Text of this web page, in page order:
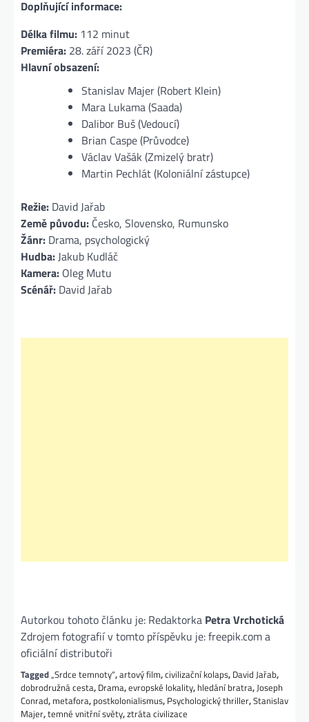
Doplňující informace:
Délka filmu: 112 minut
Premiéra: 28. září 2023 (ČR)
Hlavní obsazení:
Stanislav Majer (Robert Klein)
Mara Lukama (Saada)
Dalibor Buš (Vedoucí)
Brian Caspe (Průvodce)
Václav Vašák (Zmizelý bratr)
Martin Pechlát (Koloniální zástupce)
Režie: David Jařab
Země původu: Česko, Slovensko, Rumunsko
Žánr: Drama, psychologický
Hudba:Jakub Kudláč
Kamera: Oleg Mutu
Scénář: David Jařab
Autorkou tohoto článku je: Redaktorka Petra Vrchotická
Zdrojem fotografií v tomto příspěvku je: freepik.com a
oficiální distributoři
Tagged„Srdce temnoty“,artový film,civilizační kolaps, David Jařab,
dobrodružná cesta, Drama,evropské lokality, hledání bratra,Joseph
Conrad, metafora, postkolonialismus, Psychologický thriller,Stanislav
Majer,temné vnitřní světy,ztráta civilizace